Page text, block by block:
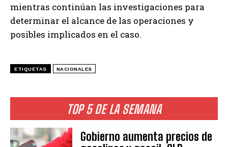
TOP 5 DE LA SEMANA
Gobierno aumenta precios de
mientras continúan las investigaciones para
determinar el alcance de las operaciones y
posibles implicados en el caso.
ETIQUETAS NACIONALES